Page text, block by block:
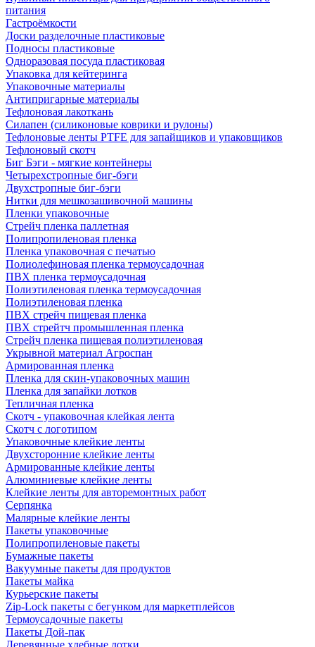
питания
Гастроёмкости
Доски разделочные пластиковые
Подносы пластиковые
Одноразовая посуда пластиковая
Упаковка для кейтеринга
Упаковочные материалы
Антипригарные материалы
Тефлоновая лакоткань
Силапен (силиконовые коврики и рулоны)
Тефлоновые ленты PTFE для запайщиков и упаковщиков
Тефлоновый скотч
Биг Бэги - мягкие контейнеры
Четырехстропные биг-бэги
Двухстропные биг-бэги
Нитки для мешкозашивочной машины
Пленки упаковочные
Стрейч пленка паллетная
Полипропиленовая пленка
Пленка упаковочная с печатью
Полиолефиновая пленка термоусадочная
ПВХ пленка термоусадочная
Полиэтиленовая пленка термоусадочная
Полиэтиленовая пленка
ПВХ стрейч пищевая пленка
ПВХ стрейтч промышленная пленка
Стрейч пленка пищевая полиэтиленовая
Укрывной материал Агроспан
Армированная пленка
Пленка для скин-упаковочных машин
Пленка для запайки лотков
Тепличная пленка
Скотч - упаковочная клейкая лента
Скотч с логотипом
Упаковочные клейкие ленты
Двухсторонние клейкие ленты
Армированные клейкие ленты
Алюминиевые клейкие ленты
Клейкие ленты для авторемонтных работ
Серпянка
Малярные клейкие ленты
Пакеты упаковочные
Полипропиленовые пакеты
Бумажные пакеты
Вакуумные пакеты для продуктов
Пакеты майка
Курьерские пакеты
Zip-Lock пакеты с бегунком для маркетплейсов
Термоусадочные пакеты
Пакеты Дой-пак
Деревянные хлебные лотки